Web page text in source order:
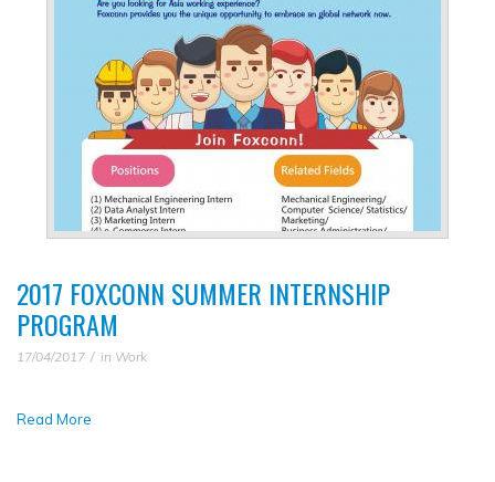
2017 FOXCONN SUMMER INTERNSHIP
PROGRAM
17/04/2017 in Work
Read More